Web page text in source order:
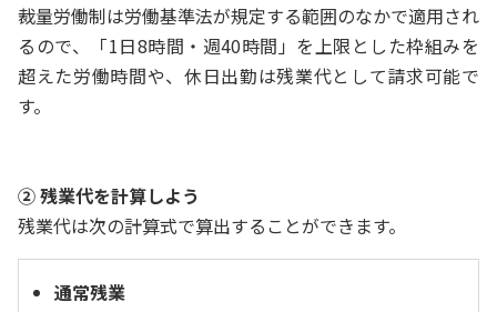
裁量労働制は労働基準法が規定する範囲のなかで適用され
るので、「1日8時間・週40時間」を上限とした枠組みを
超えた労働時間や、休日出勤は残業代として請求可能で
す。
② 残業代を計算しよう
残業代は次の計算式で算出することができます。
通常残業